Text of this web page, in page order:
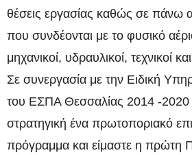
θέσεις εργασίας καθώς σε πάνω
που συνδέονται με το φυσικό
μηχανικοί, υδραυλικοί, τεχνικοί
Σε συνεργασία με την Ειδική
του ΕΣΠΑ Θεσσαλίας 2014 -2020
στρατηγική ένα πρωτοποριακό
πρόγραμμα και είμαστε η πρώτη